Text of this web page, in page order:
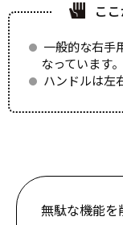
こ
一般的な右手
なっています。
ハンドルは左
無駄な機能を